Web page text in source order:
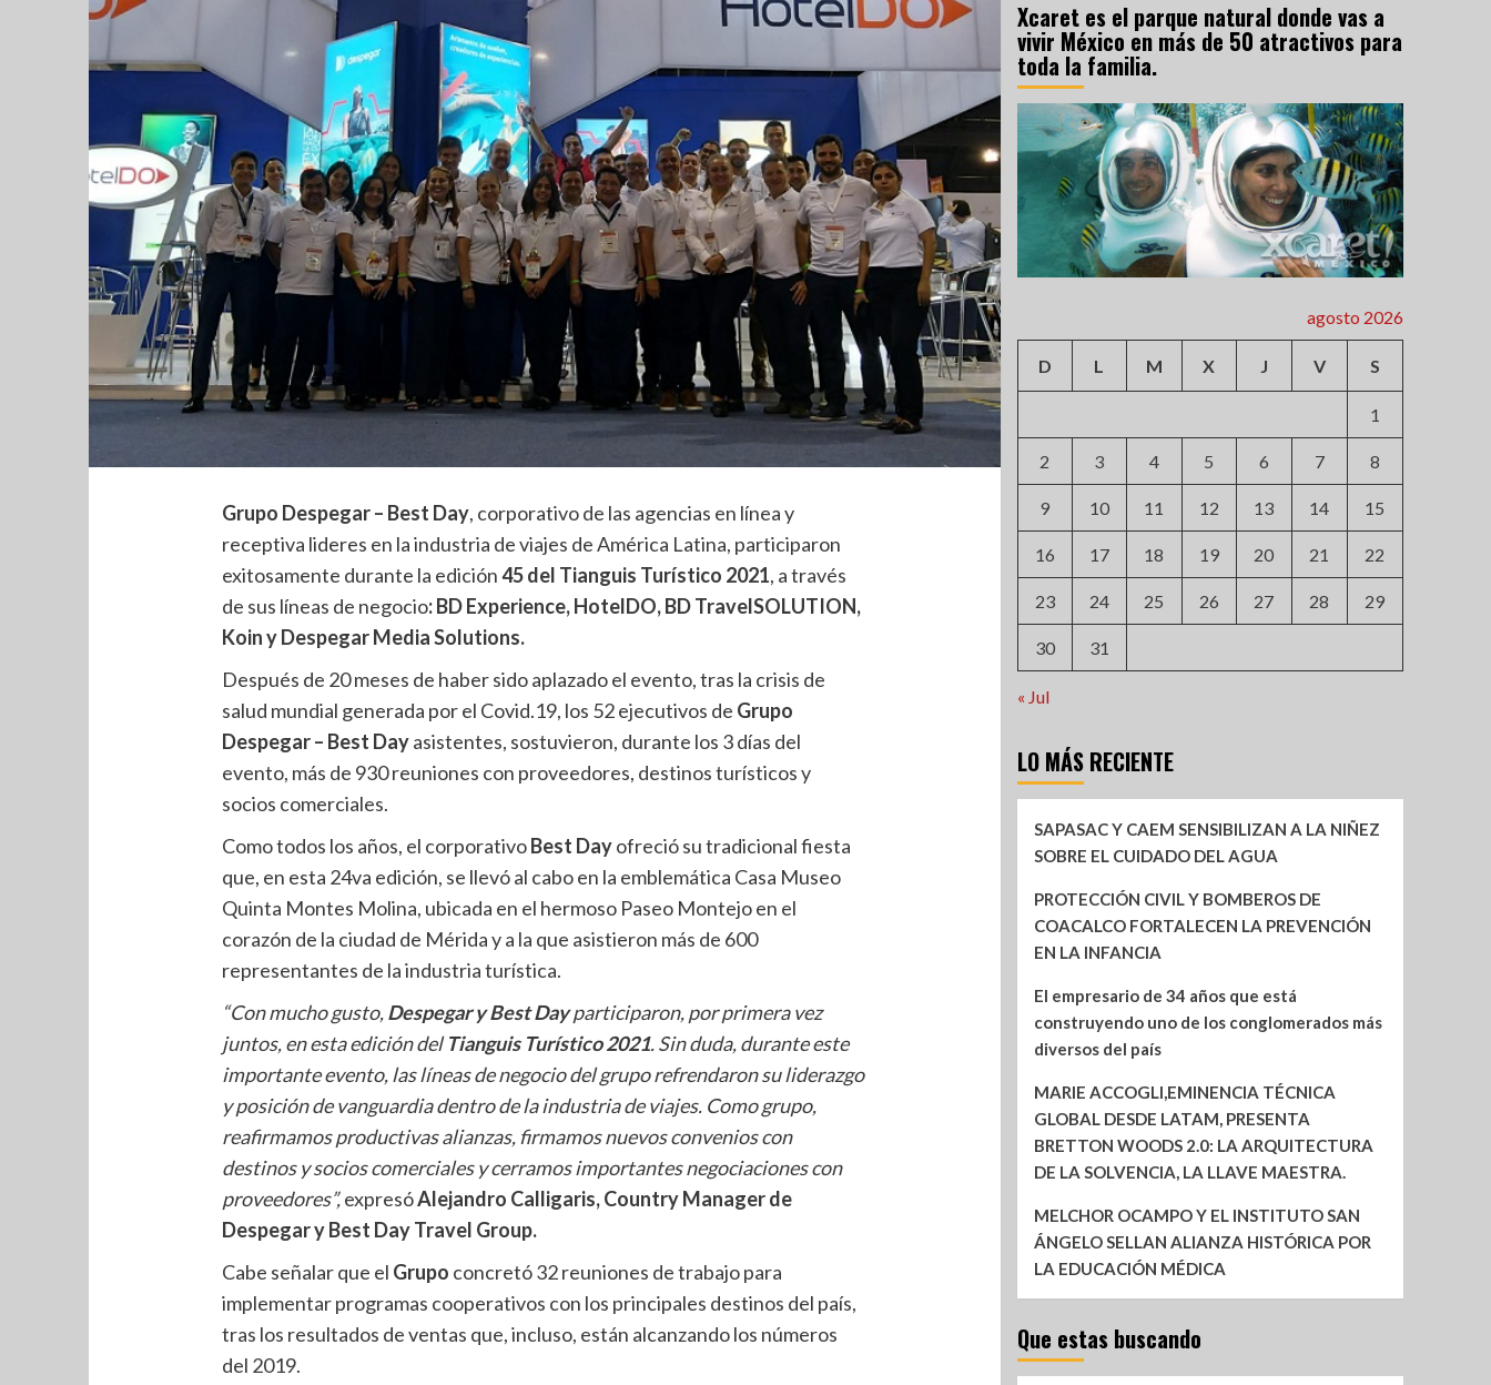
Grupo Despegar – Best Day, corporativo de las agencias en línea y
receptiva lideres en la industria de viajes de América Latina, participaron
exitosamente durante la edición45 del Tianguis Turístico 2021, a través
de sus líneas de negocio: BD Experience, HotelDO, BD TravelSOLUTION,
Koin y Despegar Media Solutions.
Después de 20 meses de haber sido aplazado el evento, tras la crisis de
salud mundial generada por el Covid.19, los 52 ejecutivos de Grupo
Despegar – Best Dayasistentes, sostuvieron, durante los 3 días del
evento, más de 930 reuniones con proveedores, destinos turísticos y
socios comerciales.
Como todos los años, el corporativoBest Dayofreció su tradicional fiesta
que, en esta 24va edición, se llevó al cabo en la emblemática Casa Museo
Quinta Montes Molina, ubicada en el hermoso Paseo Montejo en el
corazón de la ciudad de Mérida y a la que asistieron más de 600
representantes de la industria turística.
“Con mucho gusto,Despegar y Best Dayparticiparon, por primera vez
juntos, en esta edición delTianguis Turístico 2021. Sin duda, durante este
importante evento, las líneas de negocio del grupo refrendaron su liderazgo
y posición de vanguardia dentro de la industria de viajes. Como grupo,
reafirmamos productivas alianzas, firmamos nuevos convenios con
destinos y socios comerciales y cerramos importantes negociaciones con
proveedores”,expresóAlejandro Calligaris, Country Manager de
Despegar y Best Day Travel Group.
Cabe señalar que el Grupo concretó 32 reuniones de trabajo para
implementar programas cooperativos con los principales destinos del país,
tras los resultados de ventas que, incluso, están alcanzando los números
del 2019.
Xcaret es el parque natural donde vas a
vivir México en más de 50 atractivos para
toda la familia.
agosto 2026
D L M X J V S
1
2 3 4 5 6 7 8
9 10 11 12 13 14 15
16 17 18 19 20 21 22
23 24 25 26 27 28 29
30 31
« Jul
LO MÁS RECIENTE
SAPASAC Y CAEM SENSIBILIZAN A LA NIÑEZ
SOBRE EL CUIDADO DEL AGUA
PROTECCIÓN CIVIL Y BOMBEROS DE
COACALCO FORTALECEN LA PREVENCIÓN
EN LA INFANCIA
El empresario de 34 años que está
construyendo uno de los conglomerados más
diversos del país
MARIE ACCOGLI,EMINENCIA TÉCNICA
GLOBAL DESDE LATAM, PRESENTA
BRETTON WOODS 2.0: LA ARQUITECTURA
DE LA SOLVENCIA, LA LLAVE MAESTRA.
MELCHOR OCAMPO Y EL INSTITUTO SAN
ÁNGELO SELLAN ALIANZA HISTÓRICA POR
LA EDUCACIÓN MÉDICA
Que estas buscando